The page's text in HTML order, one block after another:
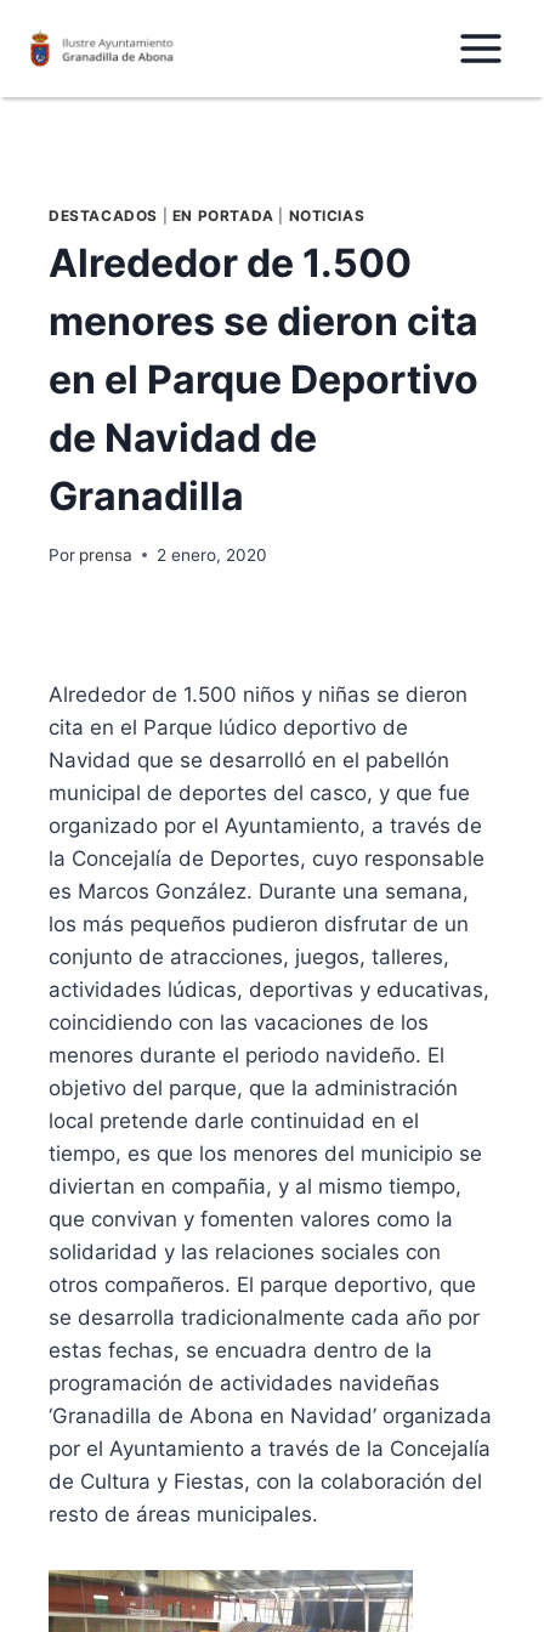
DESTACADOS EN PORTADA NOTICIAS
Alrededor de 1.500
menores se dieron cita
en el Parque Deportivo
de Navidad de
Granadilla
Por prensa 2 enero, 2020
Alrededor de 1.500 niños y niñas se dieron
cita en el Parque lúdico deportivo de
Navidad que se desarrolló en el pabellón
municipal de deportes del casco, y que fue
organizado por el Ayuntamiento, a través de
la Concejalía de Deportes, cuyo responsable
es Marcos González. Durante una semana,
los más pequeños pudieron disfrutar de un
conjunto de atracciones, juegos, talleres,
actividades lúdicas, deportivas y educativas,
coincidiendo con las vacaciones de los
menores durante el periodo navideño. El
objetivo del parque, que la administración
local pretende darle continuidad en el
tiempo, es que los menores del municipio se
diviertan en compañia, y al mismo tiempo,
que convivan y fomenten valores como la
solidaridad y las relaciones sociales con
otros compañeros. El parque deportivo, que
se desarrolla tradicionalmente cada año por
estas fechas, se encuadra dentro de la
programación de actividades navideñas
‘Granadilla de Abona en Navidad’ organizada
por el Ayuntamiento a través de la Concejalía
de Cultura y Fiestas, con la colaboración del
resto de áreas municipales.